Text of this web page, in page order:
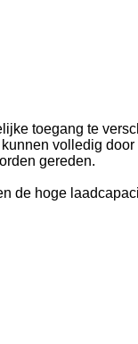
toegang te
volledig
gereden.
de hoge